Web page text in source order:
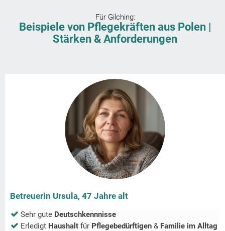
Für Gilching:
Beispiele von Pflegekräften aus Polen |
Stärken & Anforderungen
Betreuerin Ursula, 47 Jahre alt
Sehr gute Deutschkennnisse
Erledigt Haushalt für Pflegebedürftigen & Familie im Alltag